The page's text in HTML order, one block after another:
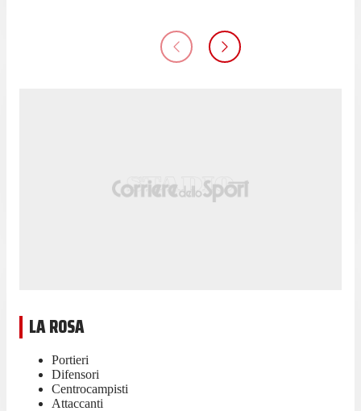
LA ROSA
Portieri
Difensori
Centrocampisti
Attaccanti